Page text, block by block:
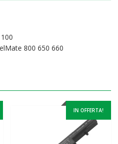
800 650 660
IN OFFERTA!